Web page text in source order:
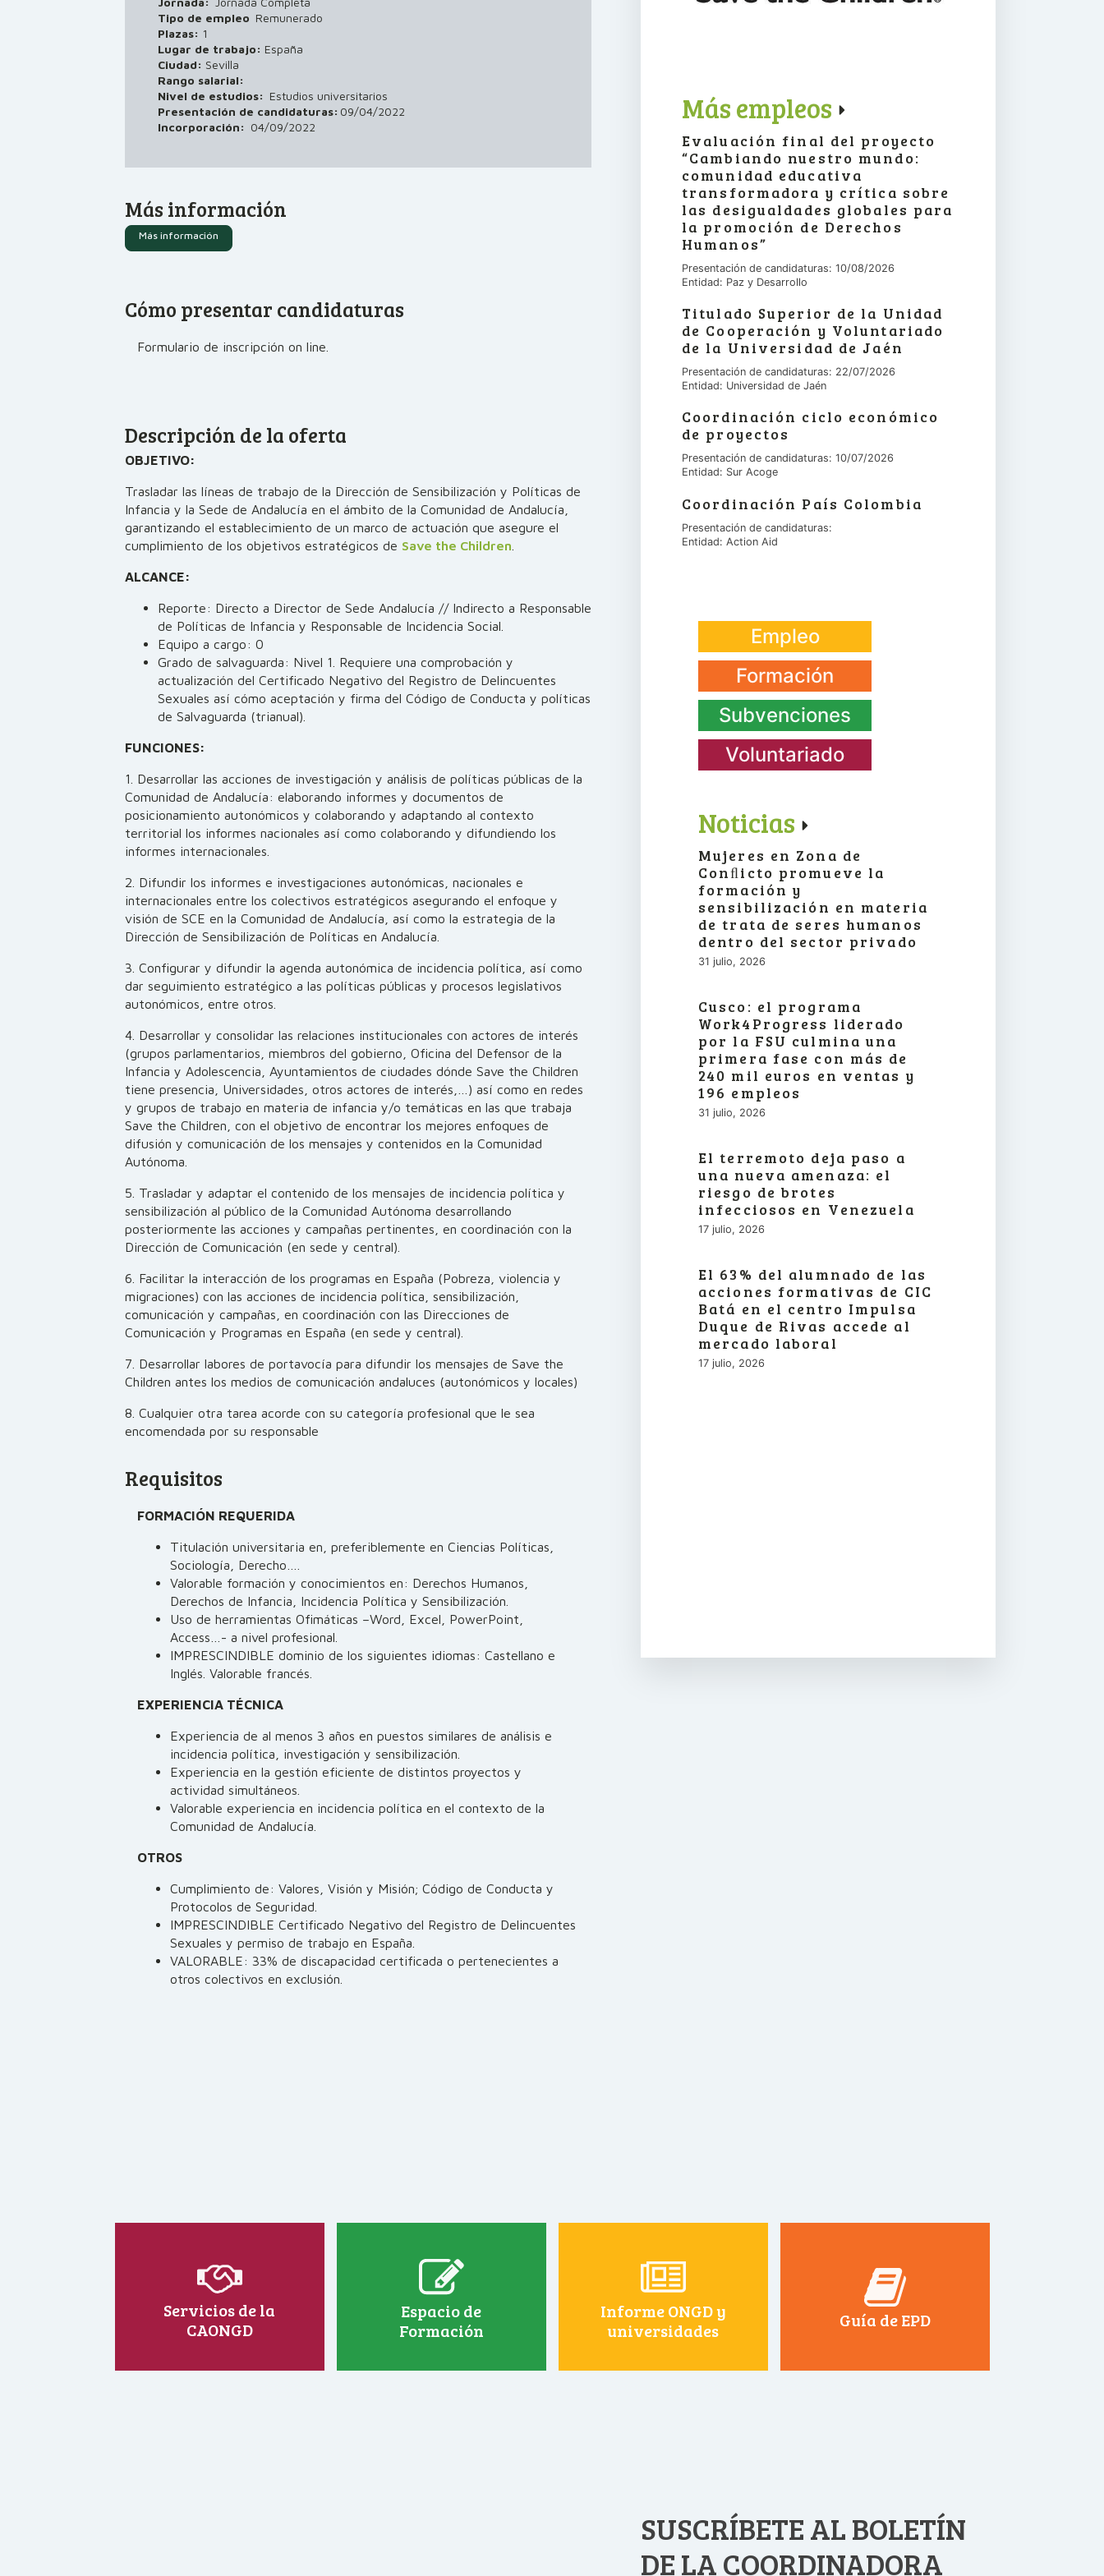
Tipo de empleo Remunerado
Plazas: 1
Lugar de trabajo: España
Ciudad: Sevilla
Rango salarial:
Nivel de estudios: Estudios universitarios
Presentación de candidaturas: 09/04/2022
Incorporación: 04/09/2022
Más información
Más información
Cómo presentar candidaturas
Formulario de inscripción on line.
Descripción de la oferta
OBJETIVO:
Trasladar las líneas de trabajo de la Dirección de Sensibilización y Políticas de
Infancia y la Sede de Andalucía en el ámbito de la Comunidad de Andalucía,
garantizando el establecimiento de un marco de actuación que asegure el
cumplimiento de los objetivos estratégicos de Save the Children
ALCANCE:
Reporte: Directo a Director de Sede Andalucía // Indirecto a Responsable
de Políticas de Infancia y Responsable de Incidencia Social.
Equipo a cargo: 0
Grado de salvaguarda: Nivel 1. Requiere una comprobación y
actualización del Certificado Negativo del Registro de Delincuentes
Sexuales así cómo aceptación y firma del Código de Conducta y políticas
de Salvaguarda (trianual).
FUNCIONES:
1. Desarrollar las acciones de investigación y análisis de políticas públicas de la
Comunidad de Andalucía: elaborando informes y documentos de
posicionamiento autonómicos y colaborando y adaptando al contexto
territorial los informes nacionales así como colaborando y difundiendo los
informes internacionales.
2. Difundir los informes e investigaciones autonómicas, nacionales e
internacionales entre los colectivos estratégicos asegurando el enfoque y
visión de SCE en la Comunidad de Andalucía, así como la estrategia de la
Dirección de Sensibilización de Políticas en Andalucía.
3. Configurar y difundir la agenda autonómica de incidencia política, así como
dar seguimiento estratégico a las políticas públicas y procesos legislativos
autonómicos, entre otros.
4. Desarrollar y consolidar las relaciones institucionales con actores de interés
(grupos parlamentarios, miembros del gobierno, Oficina del Defensor de la
Infancia y Adolescencia, Ayuntamientos de ciudades dónde Save the Children
tiene presencia, Universidades, otros actores de interés,…) así como en redes
y grupos de trabajo en materia de infancia y/o temáticas en las que trabaja
Save the Children, con el objetivo de encontrar los mejores enfoques de
difusión y comunicación de los mensajes y contenidos en la Comunidad
Autónoma.
5. Trasladar y adaptar el contenido de los mensajes de incidencia política y
sensibilización al público de la Comunidad Autónoma desarrollando
posteriormente las acciones y campañas pertinentes, en coordinación con la
Dirección de Comunicación (en sede y central).
6. Facilitar la interacción de los programas en España (Pobreza, violencia y
migraciones) con las acciones de incidencia política, sensibilización,
comunicación y campañas, en coordinación con las Direcciones de
Comunicación y Programas en España (en sede y central).
7. Desarrollar labores de portavocía para difundir los mensajes de Save the
Children antes los medios de comunicación andaluces (autonómicos y locales)
8. Cualquier otra tarea acorde con su categoría profesional que le sea
encomendada por su responsable
Requisitos
FORMACIÓN REQUERIDA
Titulación universitaria en, preferiblemente en Ciencias Políticas,
Sociología, Derecho….
Valorable formación y conocimientos en: Derechos Humanos,
Derechos de Infancia, Incidencia Política y Sensibilización.
Uso de herramientas Ofimáticas –Word, Excel, PowerPoint,
Access…- a nivel profesional.
IMPRESCINDIBLE dominio de los siguientes idiomas: Castellano e
Inglés. Valorable francés.
EXPERIENCIA TÉCNICA
Experiencia de al menos 3 años en puestos similares de análisis e
incidencia política, investigación y sensibilización.
Experiencia en la gestión eficiente de distintos proyectos y
actividad simultáneos.
Valorable experiencia en incidencia política en el contexto de la
Comunidad de Andalucía.
OTROS
Cumplimiento de: Valores, Visión y Misión; Código de Conducta y
Protocolos de Seguridad.
IMPRESCINDIBLE Certificado Negativo del Registro de Delincuentes
Sexuales y permiso de trabajo en España.
VALORABLE: 33% de discapacidad certificada o pertenecientes a
otros colectivos en exclusión.
Más empleos
Evaluación final del proyecto
“Cambiando nuestro mundo:
comunidad educativa
transformadora y crítica sobre
las desigualdades globales para
la promoción de Derechos
Humanos”
Presentación de candidaturas: 10/08/2026
Entidad: Paz y Desarrollo
Titulado Superior de la Unidad
de Cooperación y Voluntariado
de la Universidad de Jaén
Presentación de candidaturas: 22/07/2026
Entidad: Universidad de Jaén
Coordinación ciclo económico
de proyectos
Presentación de candidaturas: 10/07/2026
Entidad: Sur Acoge
Coordinación País Colombia
Presentación de candidaturas:
Entidad: Action Aid
Empleo
Formación
Subvenciones
Voluntariado
Noticias
Mujeres en Zona de
Conﬂicto promueve la
formación y
sensibilización en materia
de trata de seres humanos
dentro del sector privado
31 julio, 2026
Cusco: el programa
Work4Progress liderado
por la FSU culmina una
primera fase con más de
240 mil euros en ventas y
196 empleos
31 julio, 2026
El terremoto deja paso a
una nueva amenaza: el
riesgo de brotes
infecciosos en Venezuela
17 julio, 2026
El 63% del alumnado de las
acciones formativas de CIC
Batá en el centro Impulsa
Duque de Rivas accede al
mercado laboral
17 julio, 2026
Servicios de la
CAONGD
Espacio de
Formación
Informe ONGD y
universidades
Guía de EPD
SUSCRÍBETE AL BOLETÍN
DE LA COORDINADORA